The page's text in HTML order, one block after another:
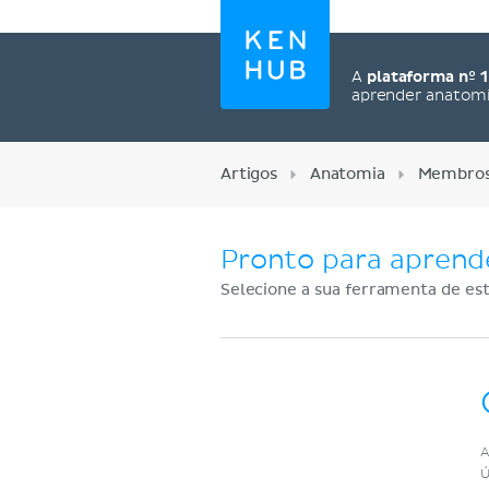
A plataforma nº 1
aprender
Artigos Anatomia
Pronto para
Selecione a sua ferramenta de